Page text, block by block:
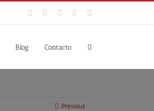
Facebook
TwitterYouTubeInstagram
Blog Contacto
Previous